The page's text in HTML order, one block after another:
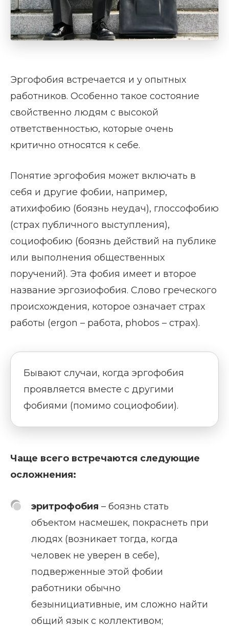
Эргофобия встречается и у опытных
работников. Особенно такое состояние
свойственно людям с высокой
ответственностью, которые очень
критично относятся к себе.
Понятие эргофобия может включать в
себя и другие фобии, например,
атихифобию (боязнь неудач), глоссофобию
(страх публичного выступления),
социофобию (боязнь действий на публике
или выполнения общественных
поручений). Эта фобия имеет и второе
название эргозиофобия. Слово греческого
происхождения, которое означает страх
работы (ergon – работа, phobos – страх).
Бывают случаи, когда эргофобия
проявляется вместе с другими
фобиями (помимо социофобии).
Чаще всего встречаются следующие
осложнения:
эритрофобия – боязнь стать
объектом насмешек, покраснеть при
людях (возникает тогда, когда
человек не уверен в себе),
подверженные этой фобии
работники обычно
безынициативные, им сложно найти
общий язык с коллективом;